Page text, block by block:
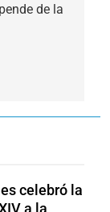
de la
celebró la
a la